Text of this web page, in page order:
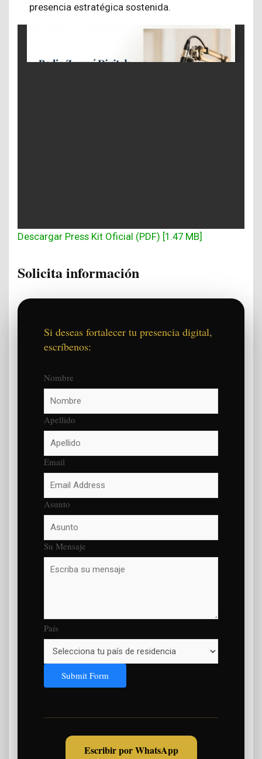
presencia estratégica sostenida.
Descargar Press Kit Oficial (PDF) [1.47 MB]
Solicita información
Si deseas fortalecer tu presencia digital,
escríbenos:
Nombre
Apellido
Email
Asunto
Su Mensaje
País
Submit Form
Escribir por WhatsApp